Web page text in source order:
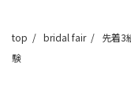
top bridal fair
先着3
験